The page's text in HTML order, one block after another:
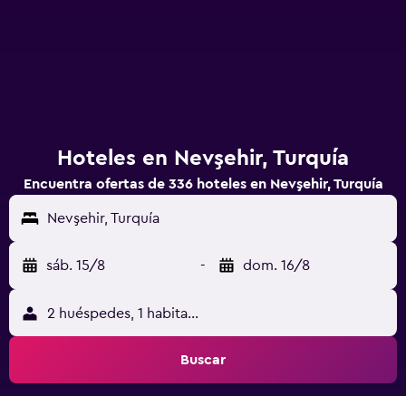
Hoteles en Nevşehir, Turquía
Encuentra ofertas de 336 hoteles en Nevşehir, Turquía
Nevşehir, Turquía
sáb. 15/8 - dom. 16/8
2 huéspedes, 1 habitación
Buscar